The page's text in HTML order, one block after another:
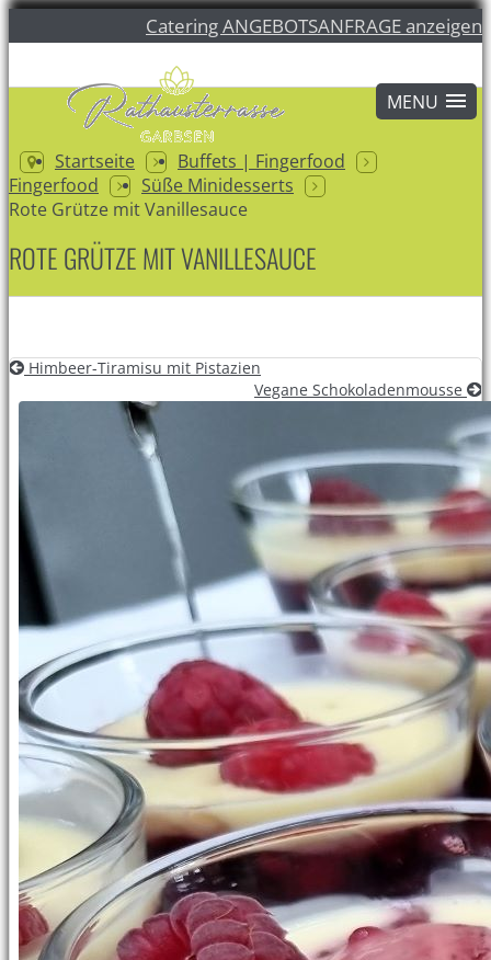
Catering ANGEBOTSANFRAGE anzeigen
Startseite
Buffets | Fingerfood
Fingerfood
Süße Minidesserts
Rote Grütze mit Vanillesauce
ROTE GRÜTZE MIT VANILLESAUCE
Himbeer-Tiramisu mit Pistazien
Vegane Schokoladenmousse